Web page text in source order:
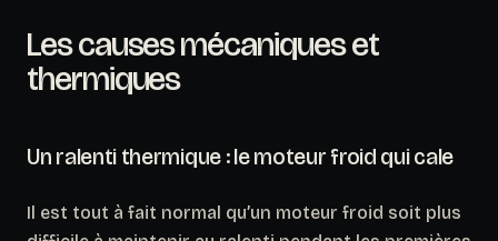
Les causes mécaniques et
thermiques
Un ralenti thermique : le moteur froid qui cale
Il est tout à fait normal qu’un moteur froid soit plus